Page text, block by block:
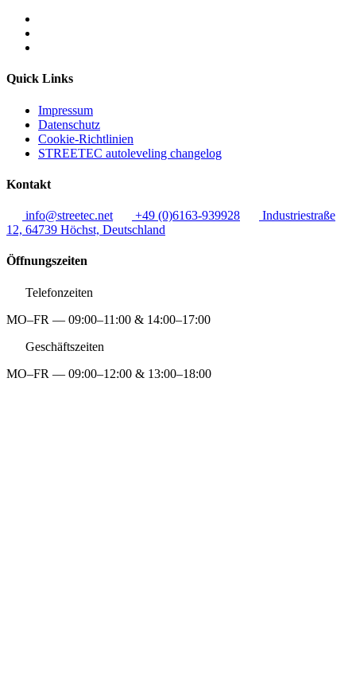
Quick Links
Impressum
Datenschutz
Cookie-Richtlinien
STREETEC autoleveling changelog
Kontakt
info@streetec.net +49 (0)6163-939928
Industriestraße
12, 64739 Höchst, Deutschland
Öffnungszeiten
Telefonzeiten
MO–FR — 09:00–11:00 & 14:00–17:00
Geschäftszeiten
MO–FR — 09:00–12:00 & 13:00–18:00